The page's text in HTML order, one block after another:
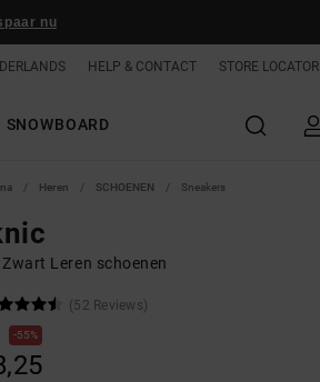
nu
HELP & CONTACT STORE LOCATOR
SNOWBOARD
Heren SCHOENEN Sneakers
Zwart Leren schoenen
(52 Reviews)
55%